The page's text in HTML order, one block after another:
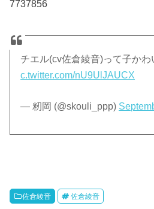
7737856
チエル(cv佐倉綾音)って子かわ
c.twitter.com/nU9UlJAUCX
— 籾岡 (@skouli_ppp)
佐倉綾音 佐倉綾音